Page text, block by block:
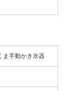
ま手動かき氷器